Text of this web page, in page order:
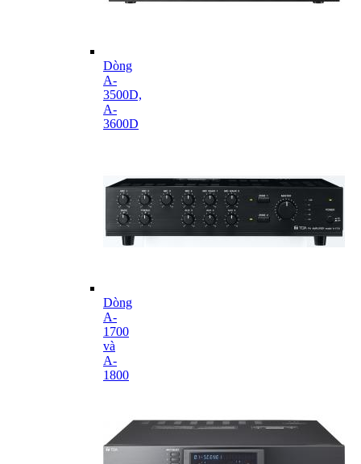
Dòng
A-
3500D,
A-
3600D
Dòng
A-
1700
và
A-
1800